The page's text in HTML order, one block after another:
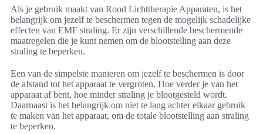
Als je gebruik maakt van Rood Lichttherapie Apparaten, is het
belangrijk om jezelf te beschermen tegen de mogelijk schadelijke
effecten van EMF straling. Er zijn verschillende beschermende
maatregelen die je kunt nemen om de blootstelling aan deze
straling te beperken.
Een van de simpelste manieren om jezelf te beschermen is door
de afstand tot het apparaat te vergroten. Hoe verder je van het
apparaat af bent, hoe minder straling je blootgesteld wordt.
Daarnaast is het belangrijk om niet te lang achter elkaar gebruik
te maken van het apparaat, om de totale blootstelling aan straling
te beperken.